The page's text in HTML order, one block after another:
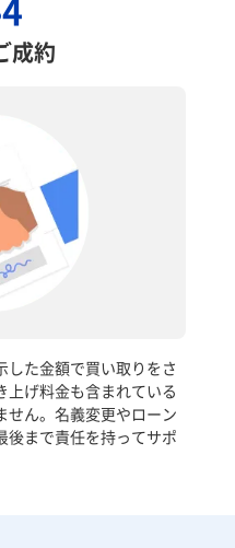
成約
した金額で買い取りをさ
上げ料金も含まれている
せん。名義変更やローン
後まで責任を持ってサポ